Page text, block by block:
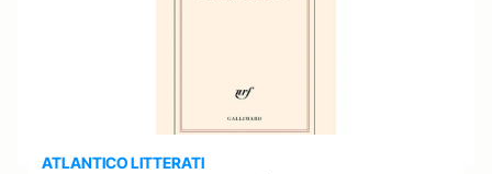
ATLANTICO LITTERATI